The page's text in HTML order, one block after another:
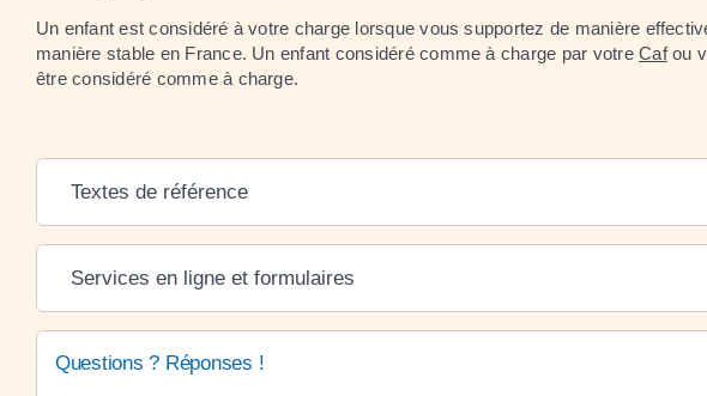
Un enfant est considéré à votre charge lorsque vous supportez de manière
manière stable en France. Un enfant considéré comme à charge par votreCafou
être considéré comme à charge.
Textes de référence
Services en ligne et formulaires
Questions ? Réponses !